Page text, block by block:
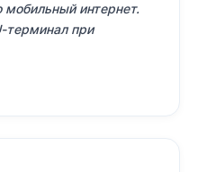
мобильный интернет.
терминал при